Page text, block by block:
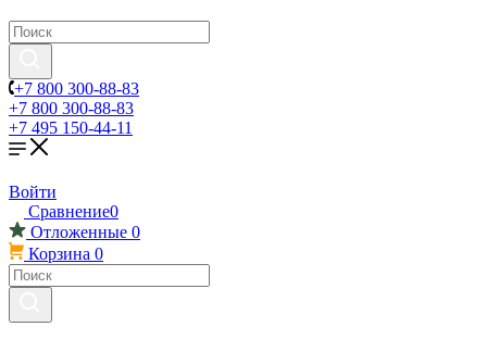
+7 800 300-88-83
+7 800 300-88-83
+7 495 150-44-11
Войти
Сравнение0
Отложенные 0
Корзина 0